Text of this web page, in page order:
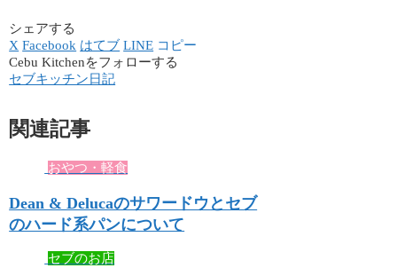
シェアする
X Facebook はてブ LINE コピー
Cebu Kitchenをフォローする
セブキッチン日記
関連記事
おやつ・軽食
Dean & Delucaのサワードウとセブ
のハード系パンについて
セブのお店